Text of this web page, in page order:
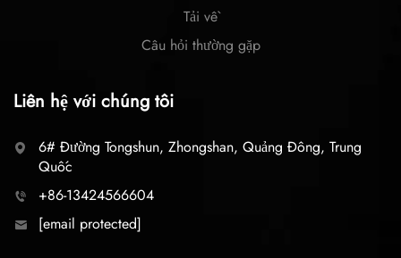
Tải về
Câu hỏi thường gặp
Liên hệ với chúng tôi
6# Đường Tongshun, Zhongshan, Quảng Đông, Trung
Quốc
+86-13424566604
[email protected]